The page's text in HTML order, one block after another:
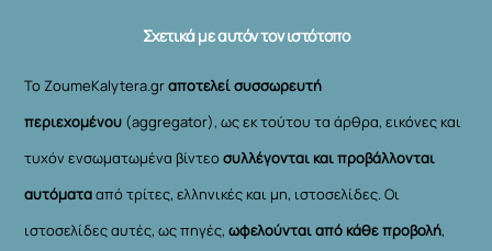
Σχετικά με αυτόν τον ιστότοπο
Το ZoumeKalytera.grαποτελεί συσσωρευτή
περιεχομένου (aggregator), ως εκ τούτου τα άρθρα, εικόνες και
τυχόν ενσωματωμένα βίντεοσυλλέγονται και προβάλλονται
αυτόματααπό τρίτες, ελληνικές και μη, ιστοσελίδες. Οι
ιστοσελίδες αυτές, ως πηγές,ωφελούνται από κάθε προβολή,